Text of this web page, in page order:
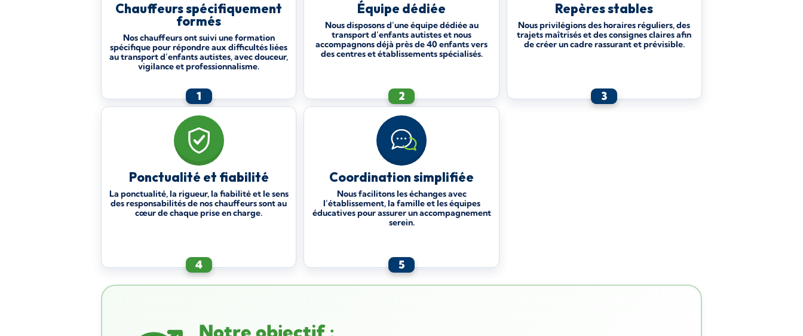
Chauffeurs spécifiquement
formés
Nos chauffeurs ont suivi une formation
spécifique pour répondre aux difficultés liées
au transport d’enfants autistes, avec douceur,
vigilance et professionnalisme.
1
Équipe dédiée
Nous disposons d’une équipe dédiée au
transport d’enfants autistes et nous
accompagnons déjà près de 40 enfants vers
des centres et établissements spécialisés.
2
Repères stables
Nous privilégions des horaires réguliers, des
trajets maîtrisés et des consignes claires afin
de créer un cadre rassurant et prévisible.
3
Ponctualité et fiabilité
La ponctualité, la rigueur, la fiabilité et le sens
des responsabilités de nos chauffeurs sont au
cœur de chaque prise en charge.
4
Coordination simplifiée
Nous facilitons les échanges avec
l’établissement, la famille et les équipes
éducatives pour assurer un accompagnement
serein.
5
Notre objectif :